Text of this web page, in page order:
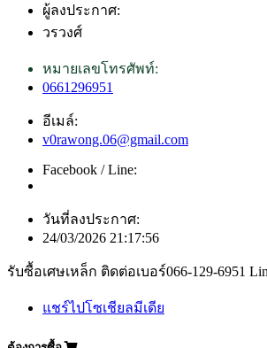
ผู้ลงประกาศ:
วรวงศ์
หมายเลขโทรศัพท์:
0661296951
อีเมล์:
v0rawong.06@gmail.com
Facebook / Line:
วันที่ลงประกาศ:
24/03/2026 21:17:56
รับซื้อเศษเหล็ก ติดต่อเบอร์066-129-6951
แชร์ไปโซเชียลมีเดีย